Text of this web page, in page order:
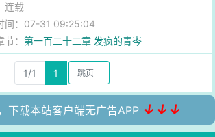
连载
间：07-31 09:25:04
节：第一百二十二章 发疯的青岑
1/1 1
下载本站客户端无广告APP ↓↓↓